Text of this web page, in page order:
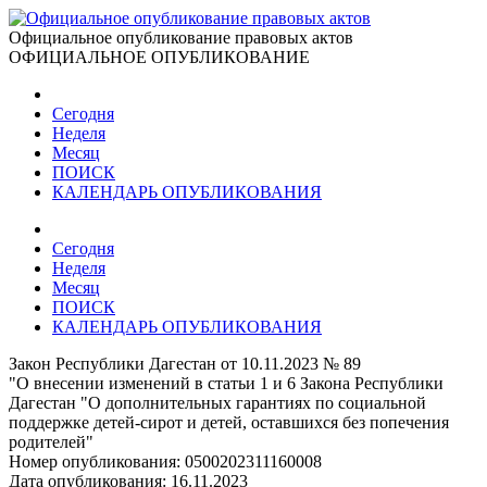
Официальное опубликование правовых актов
ОФИЦИАЛЬНОЕ ОПУБЛИКОВАНИЕ
Сегодня
Неделя
Месяц
ПОИСК
КАЛЕНДАРЬ ОПУБЛИКОВАНИЯ
Сегодня
Неделя
Месяц
ПОИСК
КАЛЕНДАРЬ ОПУБЛИКОВАНИЯ
Закон Республики Дагестан от 10.11.2023 № 89
"О внесении изменений в статьи 1 и 6 Закона Республики
Дагестан "О дополнительных гарантиях по социальной
поддержке детей-сирот и детей, оставшихся без попечения
родителей"
Номер опубликования: 0500202311160008
Дата опубликования: 16.11.2023